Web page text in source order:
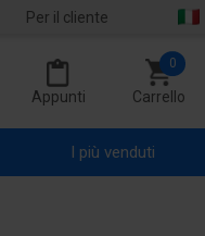
Per il cliente
Appunti Carrello
0
I più venduti